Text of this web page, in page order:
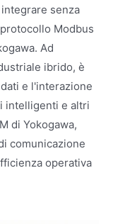
senza
Modbus
Ad
ibrido, è
e l'interazione
intelligenti e altri
di Yokogawa,
comunicazione
operativa